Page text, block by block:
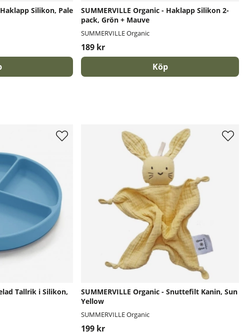
Silikon, Pale
SUMMERVILLE Organic - Haklapp Silikon 2-
pack, Grön + Mauve
SUMMERVILLE Organic
189 kr
Köp
Tallrik i Silikon,
SUMMERVILLE Organic - Snuttefilt Kanin, Sun
Yellow
SUMMERVILLE Organic
199 kr